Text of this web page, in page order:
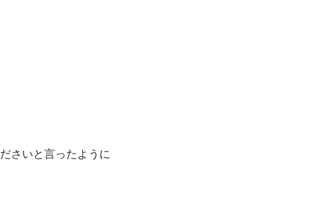
さいと言ったように